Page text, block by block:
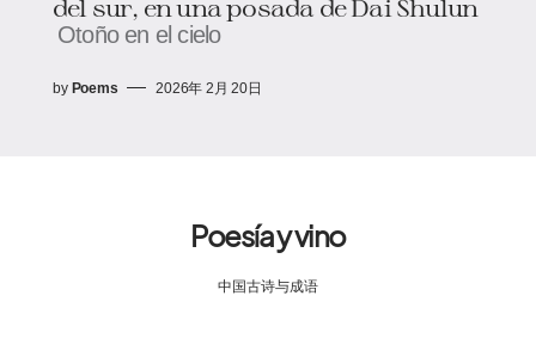
del sur, en una posada de Dai Shulun
Otoño en el cielo
by Poems 2026年 2月 20日
Poesía y vino
中国古诗与成语